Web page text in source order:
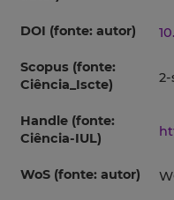
DOI (fonte: autor)
Scopus (fonte:
Ciência_Iscte)
2-
Handle (fonte:
Ciência-IUL)
WoS (fonte: autor)